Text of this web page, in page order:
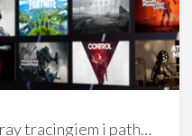
tracingiem i path…